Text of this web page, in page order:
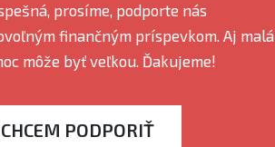
prosíme, podporte nás
finančným príspevkom. Aj malá
môže byť veľkou. Ďakujeme!
CHCEM PODPORIŤ